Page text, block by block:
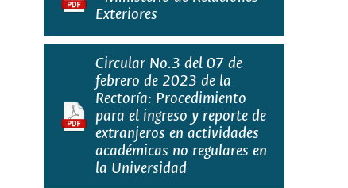
Exteriores
Circular No.3 del 07 de
febrero de 2023 de la
Rectoría: Procedimiento
para el ingreso y reporte de
extranjeros en actividades
académicas no regulares en
la Universidad